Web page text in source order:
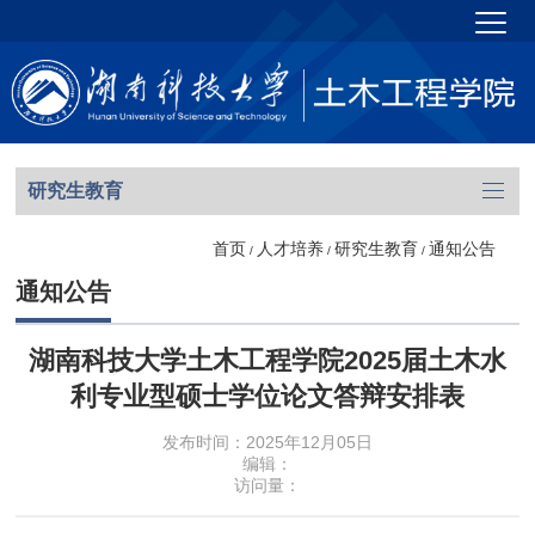
研究生教育
首页 / 人才培养/ 研究生教育 / 通知公告
通知公告
湖南科技大学土木工程学院2025届土木水
利专业型硕士学位论文答辩安排表
发布时间：2025年12月05日
编辑：
访问量：